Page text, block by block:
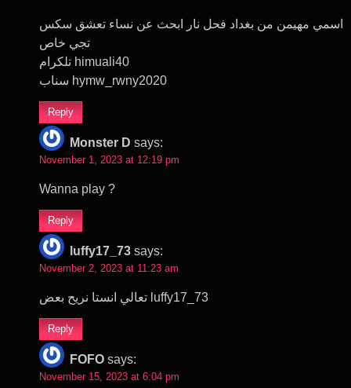
اسمي مهيمن من بغداد فحل نار ابحث عن نساء تعشق سكس
تجي خاص
تلكرام himuali40
سناب hymw_rwny2020
Reply
Monster D says:
November 1, 2023 at 12:19 pm
Wanna play ?
Reply
luffy17_73 says:
November 2, 2023 at 11:23 am
تعالي انستا نريح بعض luffy17_73
Reply
FOFO says:
November 15, 2023 at 6:04 pm